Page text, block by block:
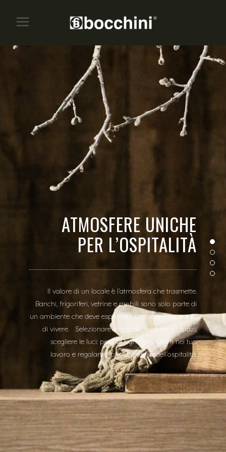
ATMOSFERE UNICHE
PER L’OSPITALITÀ
Il valore di un locale è l’atmosfera che trasmette.
Banchi, frigoriferi, vetrine e mobili sono solo parte di
un ambiente che deve esprimere uno stile e un modo
di vivere. Selezionare materiali, studiare gli spazi,
scegliere le luci: per noi significa aiutarti nel tuo
lavoro e regalarti il più alto senso dell’ospitalità.